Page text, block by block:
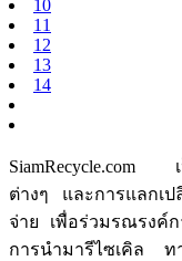
10
11
12
13
14
SiamRecycle.com
ต่างๆ และการแลกเ
จ่าย เพื่อร่วมรณรงค์
การนำมารีไซเคิล ท